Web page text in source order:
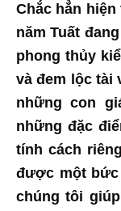
Chắc hẳn
năm Tuất
phong thủy
và đem lộc tài
những con
những đặc
tính cách
được một bức
chúng tôi